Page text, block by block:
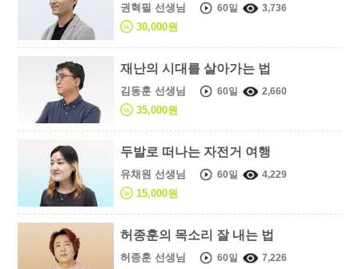
권혁필 선생님 60일 3,736
30,000원
재난의 시대를 살아가는 법
김동훈 선생님 60일 2,660
35,000원
두발로 떠나는 자전거 여행
유채원 선생님 60일 4,229
15,000원
허종훈의 목소리 잘 내는 법
허종훈 선생님 60일 7,226